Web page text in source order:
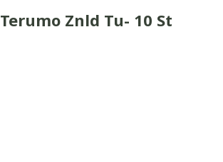
Znld Tu- 10 St